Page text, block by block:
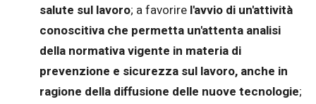
salute sul lavoro; a favorire l'avvio di un'attività
conoscitiva che permetta un'attenta analisi
della normativa vigente in materia di
prevenzione e sicurezza sul lavoro, anche in
ragione della diffusione delle nuove tecnologie;